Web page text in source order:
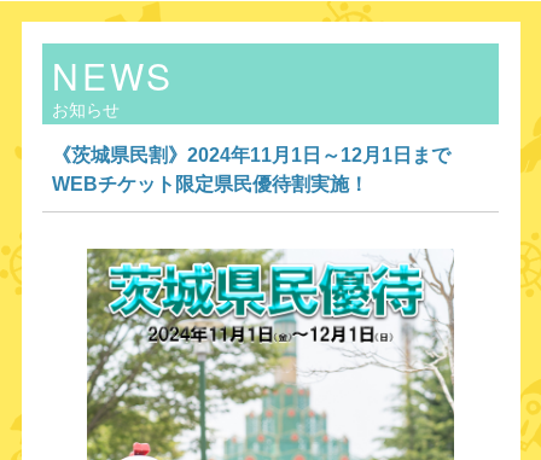
NEWS
お知らせ
《茨城県民割》2024年11月1日～12月1日まで
WEBチケット限定県民優待割実施！